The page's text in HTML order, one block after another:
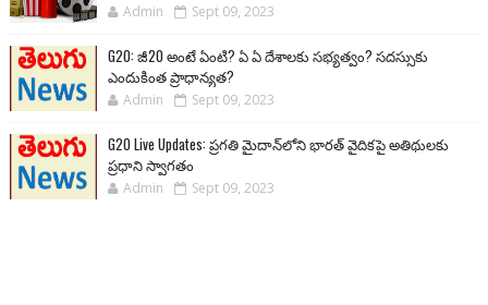
Admin Sept 09, 2023
G20: జీ20 అంటే ఏంటి? ఏ ఏ దేశాలకు సభ్యత్వం? సదస్సుకు
ఎందుకింత ప్రాధాన్యత?
Admin Sept 09, 2023
G20 Live Updates: ప్రగతి మైదాన్‌లోని భారత్ వైదికపై అతిథులకు
ప్రధాని స్వాగతం
Admin Sept 09, 2023